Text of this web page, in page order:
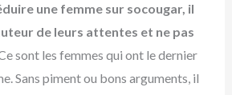
une femme sur socougar, il
de leurs attentes et ne pas
sont les femmes qui ont le dernier
Sans piment ou bons arguments, il